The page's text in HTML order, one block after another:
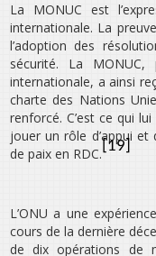
La MONUC est
internationale. La
l’adoption des
sécurité. La
internationale, a ainsi
charte des Nations
renforcé. C’est ce qui
jouer un rôle d’appui
de paix en RDC. [19]
L’ONU a une
cours de la dernière
de dix opérations de